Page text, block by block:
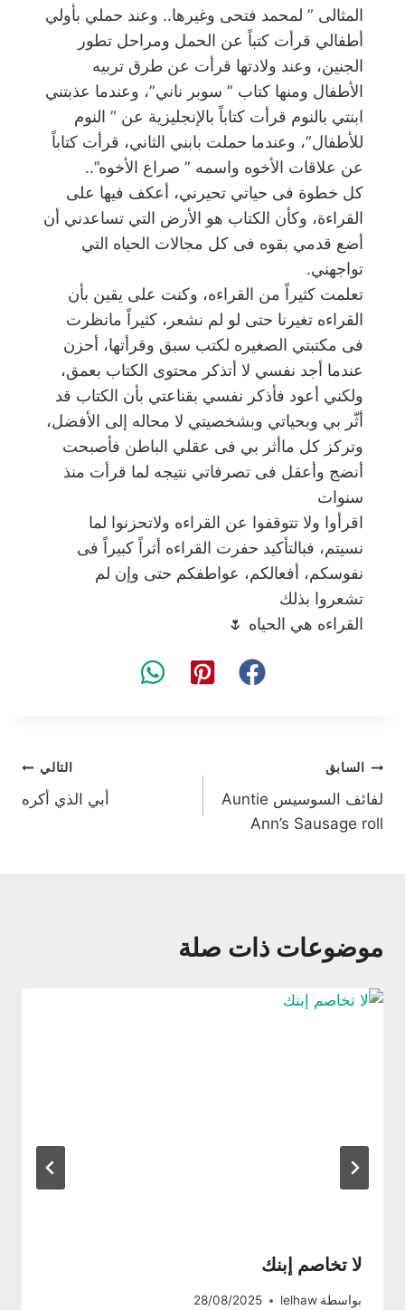
المثالى ” لمحمد فتحى وغيرها.. وعند حملي بأولي
أطفالي قرأت كتباً عن الحمل ومراحل تطور
الجنين، وعند ولادتها قرأت عن طرق تربيه
الأطفال ومنها كتاب ” سوبر ناني”، وعندما عذبتني
ابنتي بالنوم قرأت كتاباً بالإنجليزية عن ” النوم
للأطفال”، وعندما حملت بابني الثاني، قرأت كتاباً
عن علاقات الأخوه واسمه ” صراع الأخوه”..
كل خطوة فى حياتي تحيرني، أعكف فيها على
القراءة، وكأن الكتاب هو الأرض التي تساعدني أن
أضع قدمي بقوه فى كل مجالات الحياه التي
تواجهني.
تعلمت كثيراً من القراءه، وكنت على يقين بأن
القراءه تغيرنا حتى لو لم نشعر، كثيراً مانظرت
فى مكتبتي الصغيره لكتب سبق وقرأتها، أحزن
عندما أجد نفسي لا أتذكر محتوى الكتاب بعمق،
ولكني أعود فأذكر نفسي بقناعتي بأن الكتاب قد
أثّر بي وبحياتي وبشخصيتي لا محاله إلى الأفضل،
وتركز كل ماأثر بي فى عقلي الباطن فأصبحت
أنضج وأعقل فى تصرفاتي نتيجه لما قرأت منذ
سنوات
اقرأوا ولا تتوقفوا عن القراءه ولاتحزنوا لما
نسيتم، فبالتأكيد حفرت القراءه أثراً كبيراً فى
نفوسكم، أفعالكم، عواطفكم حتى وإن لم
تشعروا بذلك
القراءه هي الحياه 🌷
تصفّح
المقالات
السابق
لفائف السوسيس Auntie
Ann’s Sausage roll
التالي
أبي الذي أكره
موضوعات ذات صلة
لا تخاصم إبنك
بواسطة lelhaw
28/08/2025